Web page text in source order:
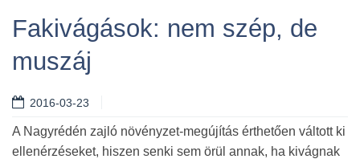
Fakivágások: nem szép, de
muszáj
2016-03-23
A Nagyrédén zajló növényzet-megújítás érthetően váltott ki
ellenérzéseket, hiszen senki sem örül annak, ha kivágnak